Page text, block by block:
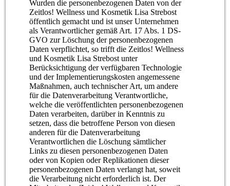
Wurden die personenbezogenen Daten von der
Zeitlos! Wellness und Kosmetik Lisa Strebost
öffentlich gemacht und ist unser Unternehmen
als Verantwortlicher gemäß Art. 17 Abs. 1 DS-
GVO zur Löschung der personenbezogenen
Daten verpflichtet, so trifft die Zeitlos! Wellness
und Kosmetik Lisa Strebost unter
Berücksichtigung der verfügbaren Technologie
und der Implementierungskosten angemessene
Maßnahmen, auch technischer Art, um andere
für die Datenverarbeitung Verantwortliche,
welche die veröffentlichten personenbezogenen
Daten verarbeiten, darüber in Kenntnis zu
setzen, dass die betroffene Person von diesen
anderen für die Datenverarbeitung
Verantwortlichen die Löschung sämtlicher
Links zu diesen personenbezogenen Daten
oder von Kopien oder Replikationen dieser
personenbezogenen Daten verlangt hat, soweit
die Verarbeitung nicht erforderlich ist. Der